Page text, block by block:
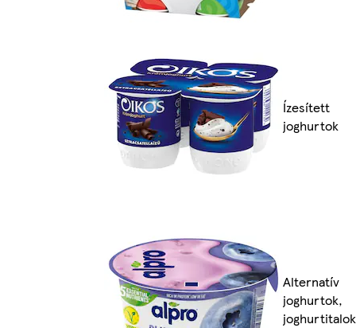
Ízesített
joghurtok
Alternatív
joghurtok,
joghurtitalok